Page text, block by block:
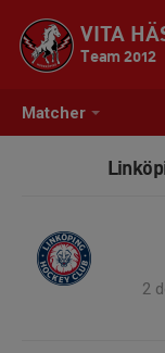
Matcher
VITA
Team 2012
2